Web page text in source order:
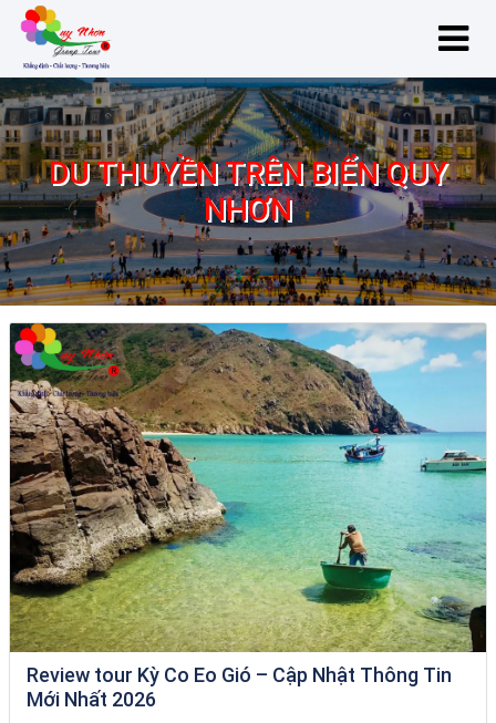
DU THUYỀN TRÊN BIỂN QUY
NHƠN
du thuyền trên biển Quy Nhơn
Review tour Kỳ Co Eo Gió – Cập Nhật Thông Tin
Mới Nhất 2026